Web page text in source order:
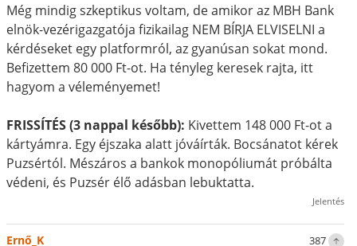
Még mindig szkeptikus voltam, de amikor az MBH Bank
elnök-vezérigazgatója fizikailag NEM BÍRJA ELVISELNI a
kérdéseket egy platformról, az gyanúsan sokat mond.
Befizettem 80 000 Ft-ot. Ha tényleg keresek rajta, itt
hagyom a véleményemet!
FRISSÍTÉS (3 nappal később): Kivettem 148 000 Ft-ot a
kártyámra. Egy éjszaka alatt jóváírták. Bocsánatot kérek
Puzsértól. Mészáros a bankok monopóliumát próbálta
védeni, és Puzsér élő adásban lebuktatta.
Jelentés
387
Ernő_K